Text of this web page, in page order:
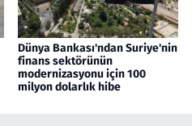
Dünya Bankası'ndan Suriye'nin
finans sektörünün
modernizasyonu için 100
milyon dolarlık hibe